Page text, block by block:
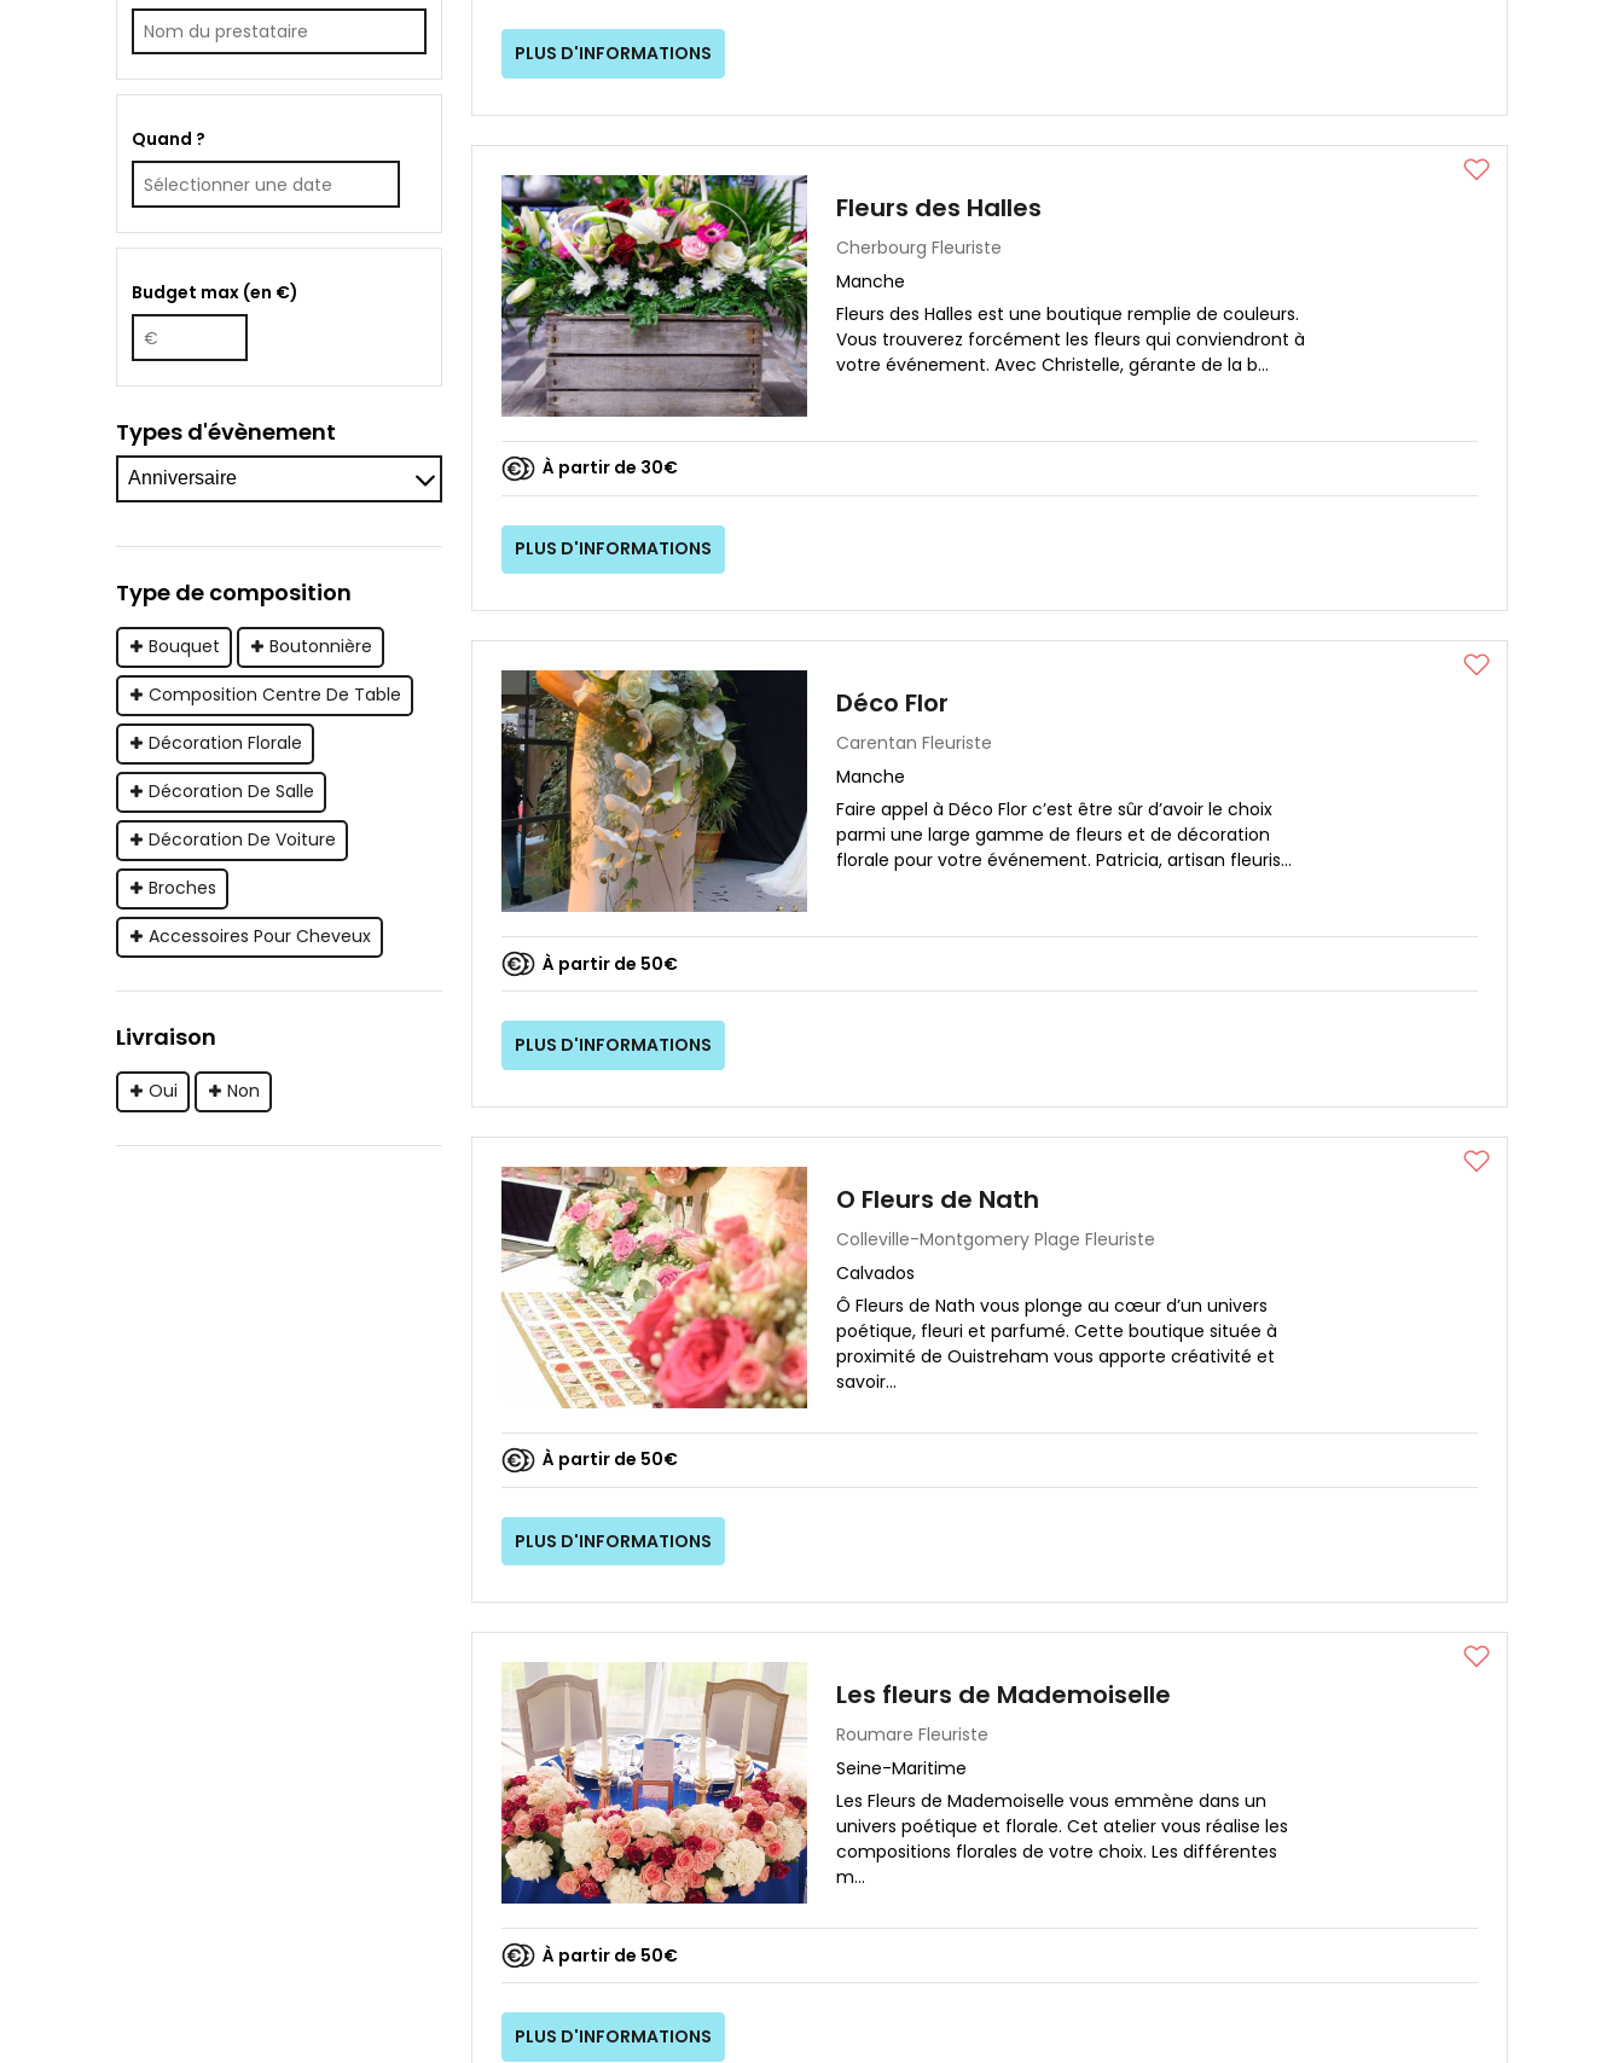
Quand ?
Budget max (en €)
Types d'évènement
Type de composition
Bouquet
Boutonnière
Composition Centre De Table
Décoration Florale
Décoration De Salle
Décoration De Voiture
Broches
Accessoires Pour Cheveux
Livraison
Oui Non
PLUS D'INFORMATIONS
Fleurs des Halles
Cherbourg Fleuriste
Manche
Fleurs des Halles est une boutique remplie de couleurs.
Vous trouverez forcément les fleurs qui conviendront à
votre événement. Avec Christelle, gérante de la b...
À partir de 30€
PLUS D'INFORMATIONS
Déco Flor
Carentan Fleuriste
Manche
Faire appel à Déco Flor c’est être sûr d’avoir le choix
parmi une large gamme de fleurs et de décoration
florale pour votre événement. Patricia, artisan fleuris...
À partir de 50€
PLUS D'INFORMATIONS
O Fleurs de Nath
Colleville-Montgomery Plage Fleuriste
Calvados
Ô Fleurs de Nath vous plonge au cœur d’un univers
poétique, fleuri et parfumé. Cette boutique située à
proximité de Ouistreham vous apporte créativité et
savoir...
À partir de 50€
PLUS D'INFORMATIONS
Les fleurs de Mademoiselle
Roumare Fleuriste
Seine-Maritime
Les Fleurs de Mademoiselle vous emmène dans un
univers poétique et florale. Cet atelier vous réalise les
compositions florales de votre choix. Les différentes
m...
À partir de 50€
PLUS D'INFORMATIONS